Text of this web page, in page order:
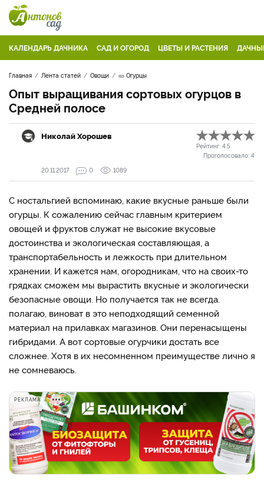
КАЛЕНДАРЬ ДАЧНИКА САД И ОГОРОД ЦВЕТЫ И РАСТЕНИЯ
Главная Лента статей Овощи 🥒 Огурцы
Опыт выращивания сортовых огурцов в
Средней полосе
Николай Хорошев
Рейтинг: 4.5
Проголосовало: 4
20.11.2017
0 1089
С ностальгией вспоминаю, какие вкусные раньше были
огурцы. К сожалению сейчас главным критерием
овощей и фруктов служат не высокие вкусовые
достоинства и экологическая составляющая, а
транспортабельность и лежкость при длительном
хранении. И кажется нам, огородникам, что на своих-то
грядках сможем мы вырастить вкусные и экологически
безопасные овощи. Но получается так не всегда.
полагаю, виноват в это неподходящий семенной
материал на прилавках магазинов. Они перенасыщены
гибридами. А вот сортовые огурчики достать все
сложнее. Хотя в их несомненном преимуществе лично я
не сомневаюсь.
РЕКЛАМА